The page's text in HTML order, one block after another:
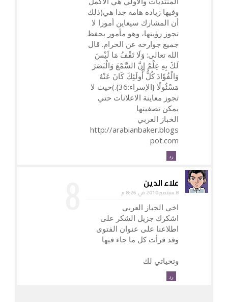
وفيها زياده هامه جدا هي(ذلك
أن المشارك سيعاين أمورا لا
تجوز رؤيتها، وهو مأمور بحفظ
جميع جوارحه عن الحرام. قال
الله تعالى: وَلَا تَقْفُ مَا لَيْسَ
لَكَ بِهِ عِلْمٌ إِنَّ السَّمْعَ وَالْبَصَرَ
وَالْفُؤَادَ كُلُّ أُولَئِكَ كَانَ عَنْهُ
مَسْئُولًا {الإسراء:36}.)حيث لا
تجوز معاينة الاعلانات حتي
يمكن تصفيتها
الخباز العربي
http://arabianbaker.blogs
pot.com
رد
علاء الدين
8 سبتمبر 2010 في 8:26 م
اخي الخباز العربي
اشكرك جزيل الشكر على
اطلاعنا على عنوان الفتوى
وقد قرأت كل ما جاء فيها
وتحياتي لك
رد